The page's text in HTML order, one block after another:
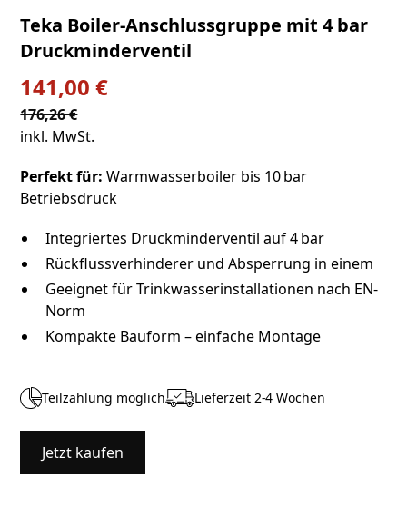
Teka Boiler-Anschlussgruppe mit 4 bar
Druckminderventil
141,00 €
176,26 €
inkl. MwSt.
Perfekt für: Warmwasserboiler bis 10 bar
Betriebsdruck
Integriertes Druckminderventil auf 4 bar
Rückflussverhinderer und Absperrung in einem
Geeignet für Trinkwasserinstallationen nach EN-
Norm
Kompakte Bauform – einfache Montage
Teilzahlung möglich Lieferzeit 2-4 Wochen
Jetzt kaufen